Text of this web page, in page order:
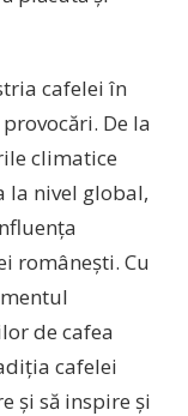
cafelei în
De la
climatice
la nivel global,
românești. Cu
de cafea
cafelei
și să inspire și